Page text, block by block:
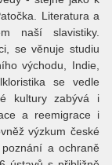
Literatura a
naší slavistiky.
se věnuje studiu
východu, Indie,
se vedle
kultury zabývá i
a reemigrace i
výzkum české
a ochraně